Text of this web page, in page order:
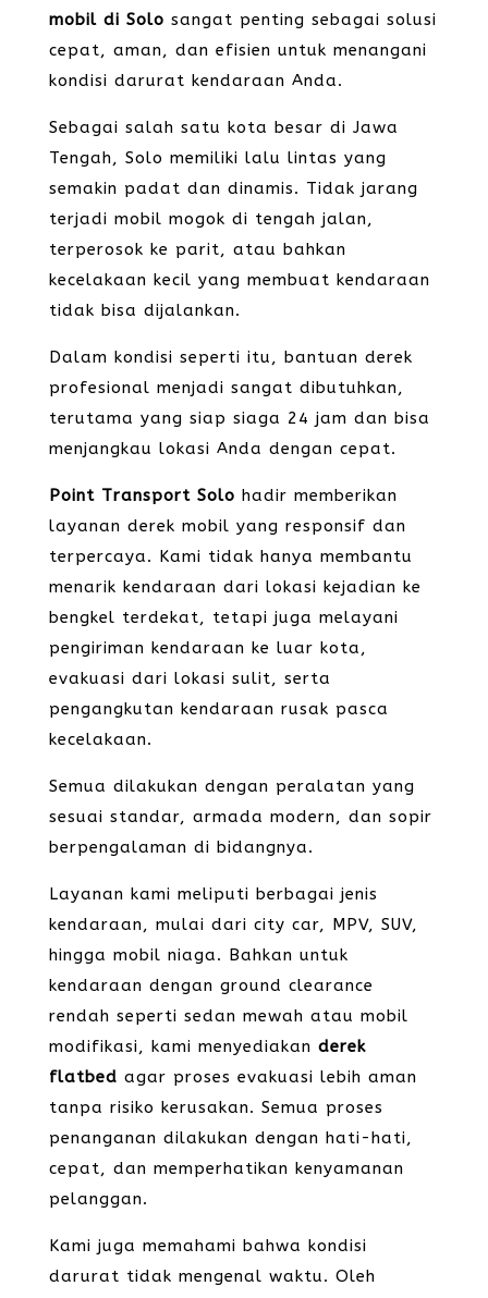
mobil di Solo sangat penting sebagai solusi
cepat, aman, dan efisien untuk menangani
kondisi darurat kendaraan Anda.
Sebagai salah satu kota besar di Jawa
Tengah, Solo memiliki lalu lintas yang
semakin padat dan dinamis. Tidak jarang
terjadi mobil mogok di tengah jalan,
terperosok ke parit, atau bahkan
kecelakaan kecil yang membuat kendaraan
tidak bisa dijalankan.
Dalam kondisi seperti itu, bantuan derek
profesional menjadi sangat dibutuhkan,
terutama yang siap siaga 24 jam dan bisa
menjangkau lokasi Anda dengan cepat.
Point Transport Solo hadir memberikan
layanan derek mobil yang responsif dan
terpercaya. Kami tidak hanya membantu
menarik kendaraan dari lokasi kejadian ke
bengkel terdekat, tetapi juga melayani
pengiriman kendaraan ke luar kota,
evakuasi dari lokasi sulit, serta
pengangkutan kendaraan rusak pasca
kecelakaan.
Semua dilakukan dengan peralatan yang
sesuai standar, armada modern, dan sopir
berpengalaman di bidangnya.
Layanan kami meliputi berbagai jenis
kendaraan, mulai dari city car, MPV, SUV,
hingga mobil niaga. Bahkan untuk
kendaraan dengan ground clearance
rendah seperti sedan mewah atau mobil
modifikasi, kami menyediakan derek
flatbed agar proses evakuasi lebih aman
tanpa risiko kerusakan. Semua proses
penanganan dilakukan dengan hati-hati,
cepat, dan memperhatikan kenyamanan
pelanggan.
Kami juga memahami bahwa kondisi
darurat tidak mengenal waktu. Oleh